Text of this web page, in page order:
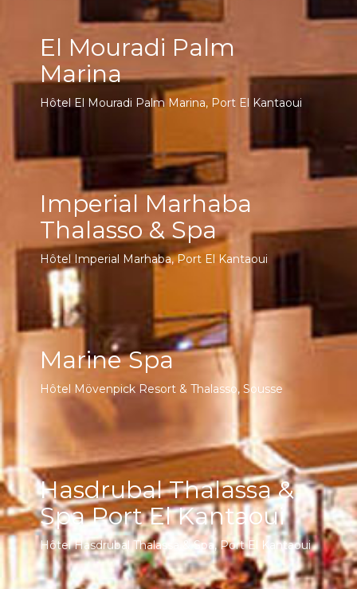
El Mouradi Palm
Marina
Hôtel El Mouradi Palm Marina, Port El Kantaoui
Imperial Marhaba
Thalasso & Spa
Hôtel Imperial Marhaba, Port El Kantaoui
Marine Spa
Hôtel Mövenpick Resort & Thalasso, Sousse
Hasdrubal Thalassa &
Spa Port El Kantaoui
Hôtel Hasdrubal Thalassa & Spa, Port El Kantaoui